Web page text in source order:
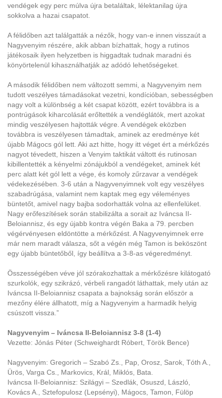
vendégek egy perc múlva újra betaláltak, lélektanilag újra
sokkolva a hazai csapatot.
A félidőben azt találgatták a nézők, hogy van-e innen visszaút a
Nagyvenyim részére, akik abban bízhattak, hogy a rutinos
játékosaik ilyen helyzetben is higgadtak tudnak maradni és
könyörtelenül kihasználhatják az adódó lehetőségeket.
A második félidőben nem változott semmi, a Nagyvenyim nem
tudott veszélyes támadásokat vezetni, kondícióban, sebességben
nagy volt a különbség a két csapat között, ezért továbbra is a
pontrúgások kiharcolását erőltették a vendéglátók, mert azokat
mindig veszélyesen hajtották végre. A vendégek eközben
továbbra is veszélyesen támadtak, aminek az eredménye két
újabb Mágocs gól lett. Aki azt hitte, hogy itt véget ért a mérkőzés
nagyot tévedett, hiszen a Venyim taktikát váltott és rutinosan
kibillentették a kényelmi zónájukból a vendégeket, aminek két
perc alatt két gól lett a vége, és komoly zűrzavar a vendégek
védekezésében. 3-6 után a Nagyvenyimnek volt egy veszélyes
szabadrúgása, valamint nem kaptak meg egy véleményes
büntetőt, amivel nagy bajba sodorhatták volna az ellenfelüket.
Nagy erőfeszítések során stabilizálta a sorait az Iváncsa II-
Beloiannisz, és egy újabb kontra végén Baka a 79. percben
végérvényesen eldöntötte a mérkőzést. A Nagyvenyimnek erre
már nem maradt válasza, sőt a végén még Tamon is beköszönt
egy újabb büntetőből, így beállítva a 3-8-as végeredményt.
Összességében véve jól szórakozhattak a mérkőzésre kilátogató
szurkolók, egy szikrázó, vérbeli rangadót láthattak, mely után az
Iváncsa II-Beloiannisz csapata a bajnokság során először a
mezőny élére állhatott, míg a Nagyvenyim a harmadik helyig
csúszott vissza.”
Nagyvenyim – Iváncsa II-Beloiannisz 3-8 (1-4)
Vezette: Jónás Péter (Schweighardt Róbert, Török Bence)
Nagyvenyim: Gregorich – Szabó Zs., Pap, Orosz, Sarok, Tóth A.,
Ürös, Varga Cs., Markovics, Král, Miklós, Bata.
Iváncsa II-Beloiannisz: Szilágyi – Szedlák, Osuszd, László,
Kovács A., Sztefopulosz (Lepsényi), Mágocs, Tamon, Fülöp